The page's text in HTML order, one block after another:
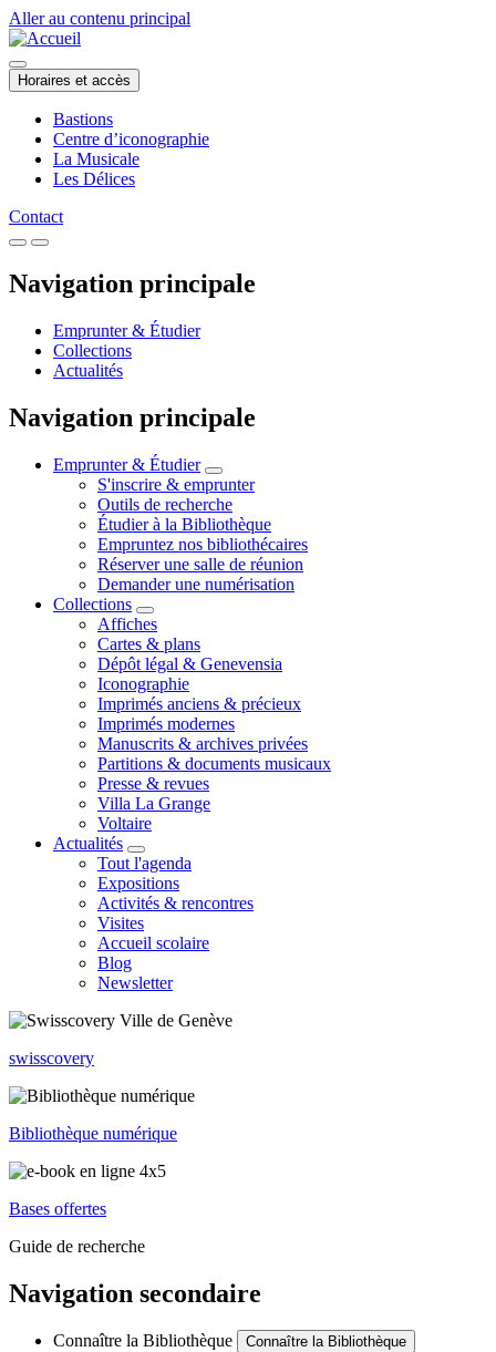
Aller au contenu principal
Horaires et accès
Bastions
Centre d’iconographie
La Musicale
Les Délices
Contact
Navigation principale
Emprunter & Étudier
Collections
Actualités
Navigation principale
Emprunter & Étudier
S'inscrire & emprunter
Outils de recherche
Étudier à la Bibliothèque
Empruntez nos bibliothécaires
Réserver une salle de réunion
Demander une numérisation
Collections
Affiches
Cartes & plans
Dépôt légal & Genevensia
Iconographie
Imprimés anciens & précieux
Imprimés modernes
Manuscrits & archives privées
Partitions & documents musicaux
Presse & revues
Villa La Grange
Voltaire
Actualités
Tout l'agenda
Expositions
Activités & rencontres
Visites
Accueil scolaire
Blog
Newsletter
swisscovery
Bibliothèque numérique
Bases offertes
Guide de recherche
Navigation secondaire
Connaître la Bibliothèque Connaître la Bibliothèque